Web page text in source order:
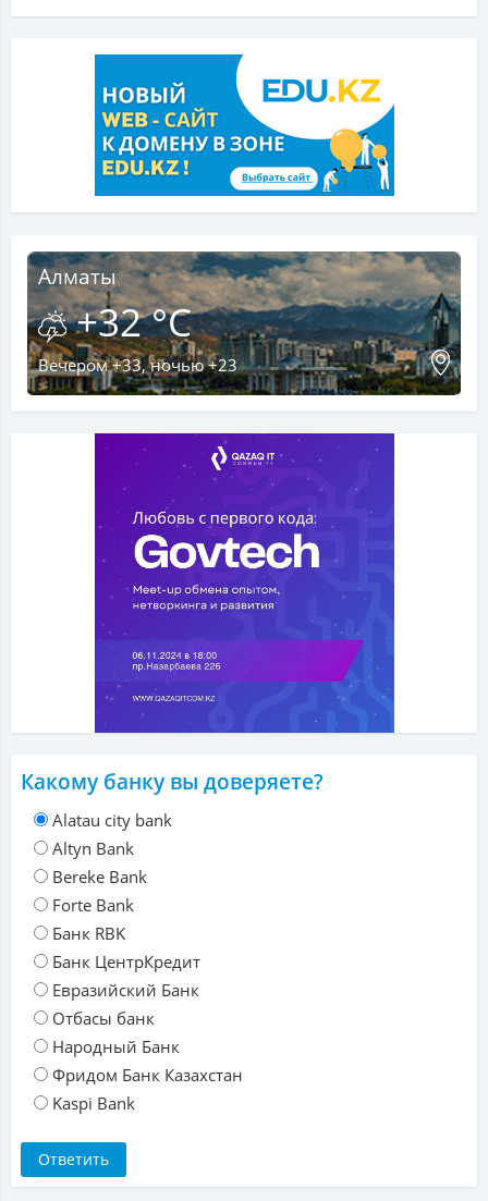
Алматы
+32 °C
Вечером +33, ночью +23
Какому банку вы доверяете?
Alatau city bank
Altyn Bank
Bereke Bank
Forte Bank
Банк RBK
Банк ЦентрКредит
Евразийский Банк
Отбасы банк
Народный Банк
Фридом Банк Казахстан
Kaspi Bank